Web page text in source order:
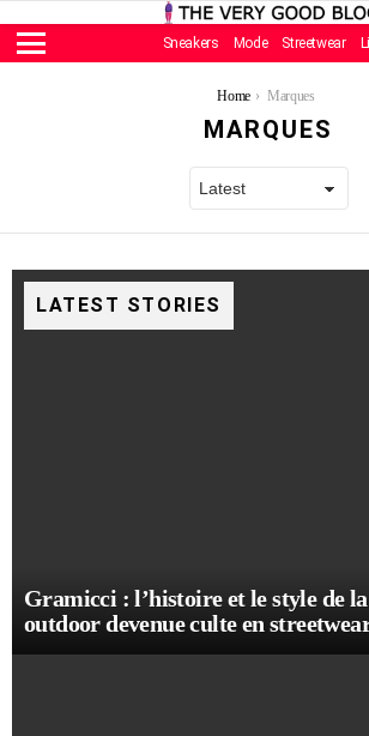
Menu
Sneakers Mode Streetwear
Home Marques
MARQUES
LATEST STORIES
Gramicci : l’histoire et le style de
outdoor devenue culte en